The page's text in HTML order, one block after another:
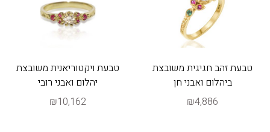
טבעת זהב חגיגית משובצת
ביהלום ואבני חן
₪4,886
טבעת ויקטוריאנית משובצת
יהלום ואבני רובי
₪10,162